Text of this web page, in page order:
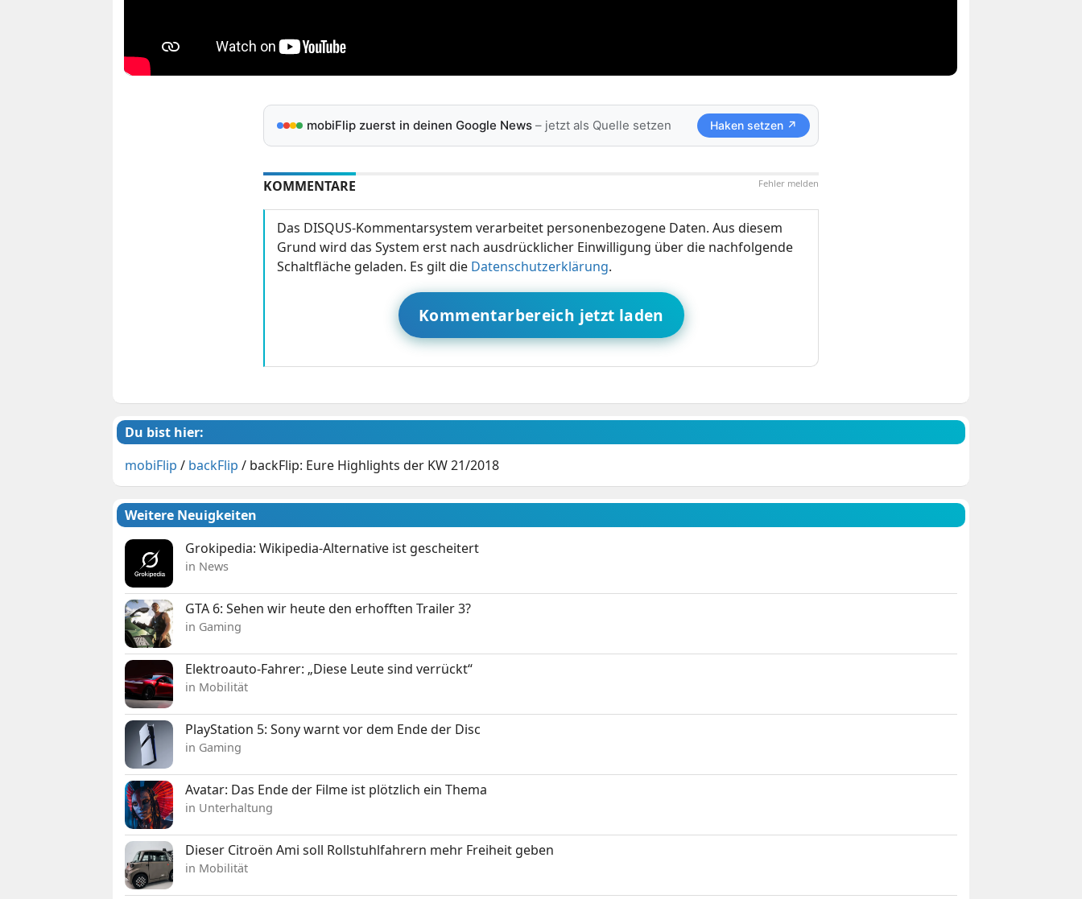
mobiFlip zuerst in deinen Google News– jetzt als Quelle setzen Haken setzen ↗
Fehler melden
KOMMENTARE
Das DISQUS-Kommentarsystem verarbeitet personenbezogene Daten. Aus diesem
Grund wird das System erst nach ausdrücklicher Einwilligung über die nachfolgende
Schaltfläche geladen. Es gilt die Datenschutzerklärung.
Kommentarbereich jetzt laden
Du bist hier:
mobiFlip / backFlip / backFlip: Eure Highlights der KW 21/2018
Weitere Neuigkeiten
Grokipedia: Wikipedia-Alternative ist gescheitert
in News
GTA 6: Sehen wir heute den erhofften Trailer 3?
in Gaming
Elektroauto-Fahrer: „Diese Leute sind verrückt“
in Mobilität
PlayStation 5: Sony warnt vor dem Ende der Disc
in Gaming
Avatar: Das Ende der Filme ist plötzlich ein Thema
in Unterhaltung
Dieser Citroën Ami soll Rollstuhlfahrern mehr Freiheit geben
in Mobilität